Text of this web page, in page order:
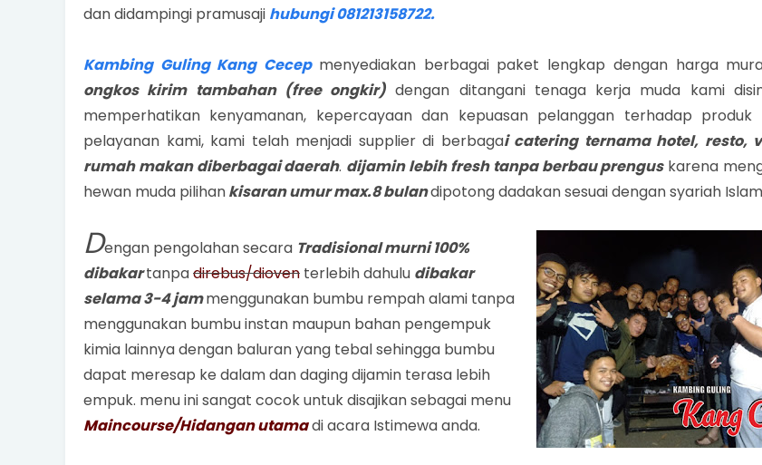
dan didampingi pramusaji hubungi 081213158722.
Kambing Guling Kang Cecep menyediakan berbagai paket lengkap dengan harga
ongkos kirim tambahan (free ongkir) dengan ditangani tenaga kerja muda kami
memperhatikan kenyamanan, kepercayaan dan kepuasan pelanggan terhadap produk
pelayanan kami, kami telah menjadi supplier di berbagai catering ternama hotel, resto,
rumah makan diberbagai daerah. dijamin lebih fresh tanpa berbau prenguskarena
hewan muda pilihankisaran umur max.8 bulandipotong dadakan sesuai dengan syariah
Dengan pengolahan secara Tradisional murni 100%
dibakartanpadirebus/dioven terlebih dahulu dibakar
selama 3-4 jammenggunakan bumbu rempah alami tanpa
menggunakan bumbu instan maupun bahan pengempuk
kimia lainnya dengan baluran yang tebal sehingga bumbu
dapat meresap ke dalam dan daging dijamin terasa lebih
empuk. menu ini sangat cocok untuk disajikan sebagai menu
Maincourse/Hidangan utamadi acara Istimewa anda.